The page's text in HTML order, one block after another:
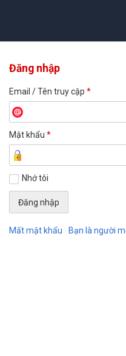
Đăng nhập
Email / Tên truy cập *
Mật khẩu *
Nhớ tôi
Mất mật khẩu Bạn là người